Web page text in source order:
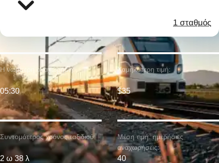
1 σταθμός
Συντομότερος χρόνος ταξιδιού:
2 ω 38 λ
Η νωρίτερη αναχώρηση:
05:30
Χαμηλότερη τιμή:
$35
Μέση τιμή. ημερήσιες
αναχωρήσεις:
40